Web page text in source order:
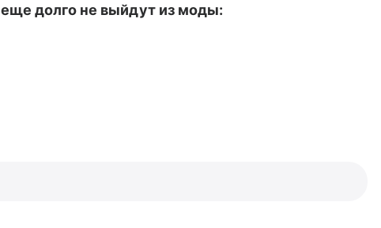
долго не выйдут из моды: